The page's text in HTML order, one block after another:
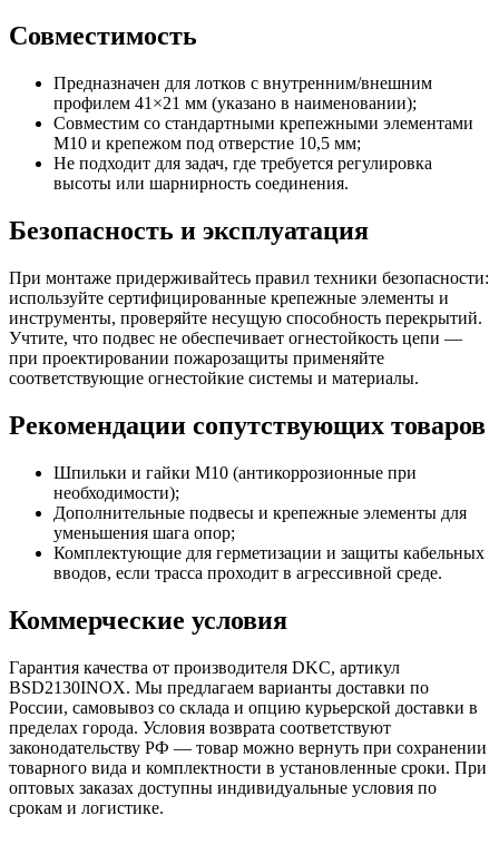
Совместимость
Предназначен для лотков с внутренним/внешним
профилем 41×21 мм (указано в наименовании);
Совместим со стандартными крепежными элементами
M10 и крепежом под отверстие 10,5 мм;
Не подходит для задач, где требуется регулировка
высоты или шарнирность соединения.
Безопасность и эксплуатация
При монтаже придерживайтесь правил техники безопасности:
используйте сертифицированные крепежные элементы и
инструменты, проверяйте несущую способность перекрытий.
Учтите, что подвес не обеспечивает огнестойкость цепи —
при проектировании пожарозащиты применяйте
соответствующие огнестойкие системы и материалы.
Рекомендации сопутствующих товаров
Шпильки и гайки M10 (антикоррозионные при
необходимости);
Дополнительные подвесы и крепежные элементы для
уменьшения шага опор;
Комплектующие для герметизации и защиты кабельных
вводов, если трасса проходит в агрессивной среде.
Коммерческие условия
Гарантия качества от производителя DKC, артикул
BSD2130INOX. Мы предлагаем варианты доставки по
России, самовывоз со склада и опцию курьерской доставки в
пределах города. Условия возврата соответствуют
законодательству РФ — товар можно вернуть при сохранении
товарного вида и комплектности в установленные сроки. При
оптовых заказах доступны индивидуальные условия по
срокам и логистике.